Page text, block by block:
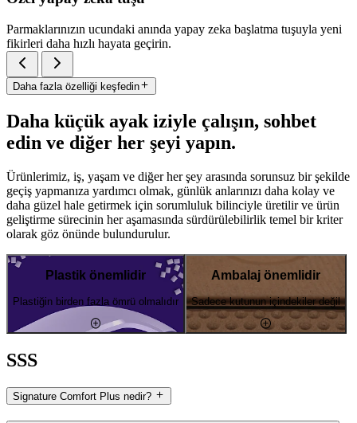
Parmaklarınızın ucundaki anında yapay zeka başlatma tuşuyla yeni
fikirleri daha hızlı hayata geçirin.
Daha fazla özelliği keşfedin
Daha küçük ayak iziyle çalışın, sohbet
edin ve diğer her şeyi yapın.
Ürünlerimiz, iş, yaşam ve diğer her şey arasında sorunsuz bir şekilde
geçiş yapmanıza yardımcı olmak, günlük anlarınızı daha kolay ve
daha güzel hale getirmek için sorumluluk bilinciyle üretilir ve ürün
geliştirme sürecinin her aşamasında sürdürülebilirlik temel bir kriter
olarak göz önünde bulundurulur.
Plastik önemlidir
Plastiğin birden fazla ömrü olmalıdır
Ambalaj önemlidir
Sadece kutunun içindekiler değil
SSS
Signature Comfort Plus nedir?